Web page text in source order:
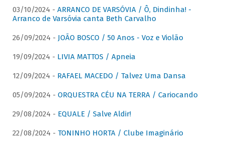
03/10/2024 - ARRANCO DE VARSÓVIA / Ô, Dindinha! -
Arranco de Varsóvia canta Beth Carvalho
26/09/2024 - JOÃO BOSCO / 50 Anos - Voz e Violão
19/09/2024 - LIVIA MATTOS / Apneia
12/09/2024 - RAFAEL MACEDO / Talvez Uma Dansa
05/09/2024 - ORQUESTRA CÉU NA TERRA / Cariocando
29/08/2024 - EQUALE / Salve Aldir!
22/08/2024 - TONINHO HORTA / Clube Imaginário